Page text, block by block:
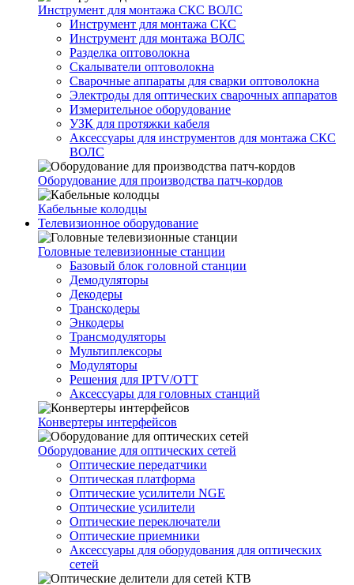
Инструмент для монтажа СКС ВОЛС
Инструмент для монтажа СКС
Инструмент для монтажа ВОЛС
Разделка оптоволокна
Скалыватели оптоволокна
Сварочные аппараты для сварки оптоволокна
Электроды для оптических сварочных аппаратов
Измерительное оборудование
УЗК для протяжки кабеля
Аксессуары для инструментов для монтажа СКС
ВОЛС
Оборудование для производства патч-кордов
Кабельные колодцы
Телевизионное оборудование
Головные телевизионные станции
Базовый блок головной станции
Демодуляторы
Декодеры
Транскодеры
Энкодеры
Трансмодуляторы
Мультиплексоры
Модуляторы
Решения для IPTV/OTT
Аксессуары для головных станций
Конвертеры интерфейсов
Оборудование для оптических сетей
Оптические передатчики
Оптическая платформа
Оптические усилители NGE
Оптические усилители
Оптические переключатели
Оптические приемники
Аксессуары для оборудования для оптических
сетей